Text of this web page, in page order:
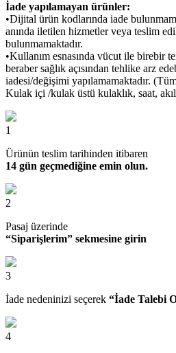
İade yapılamayan ürünler:
•Dijital ürün kodlarında iade
anında iletilen hizmetler veya teslim
bulunmamaktadır.
•Kullanım esnasında vücut ile birebir
beraber sağlık açısından tehlike arz
iadesi/değişimi yapılamamaktadır.
Kulak içi /kulak üstü kulaklık, saat,
1
Ürünün teslim tarihinden itibaren
14 gün geçmediğine emin olun.
2
Pasaj üzerinde
“Siparişlerim” sekmesine girin
3
İade nedeninizi seçerek “İade Talebi
4